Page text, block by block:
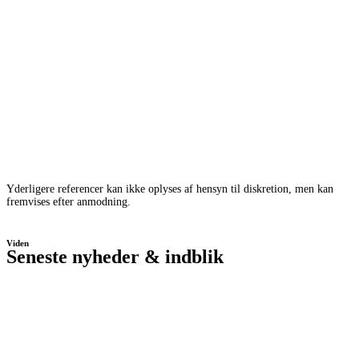
Yderligere referencer kan ikke oplyses af hensyn til diskretion, men kan
fremvises efter anmodning.
Viden
Seneste nyheder & indblik